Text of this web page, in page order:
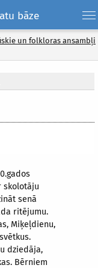
bāze
un folkloras ansambļi
skolotāju
senā
ritējumu.
Miķeļdienu,
dziedāja,
Bērniem